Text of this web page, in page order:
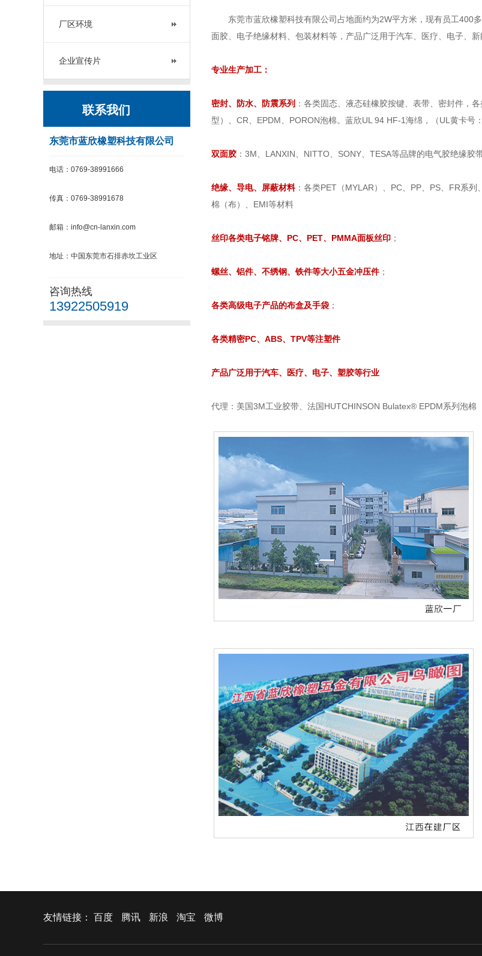
厂区环境
企业宣传片
联系我们
东莞市蓝欣橡塑科技有限公司
电话：0769-38991666
传真：0769-38991678
邮箱：info@cn-lanxin.com
地址：中国东莞市石排赤坎工业区
咨询热线
13922505919
东莞市蓝欣橡塑科技有限公司占地面约为2W平方米，现有员工400
面胶、电子绝缘材料、包装材料等，产品广泛用于汽车、医疗、电子、新
专业生产加工：
密封、防水、防震系列 ：各类固态、液态硅橡胶按键、表带、密封件，
型）、CR、EPDM、PORON泡棉。蓝欣UL 94 HF-1海绵，（UL黄卡号
双面胶：3M、LANXIN、NITTO、SONY、TESA等品牌的电气胶绝缘胶
绝缘、导电、屏蔽材料：各类PET（MYLAR）、PC、PP、PS、FR系
棉（布）、EMI等材料
丝印各类电子铭牌、PC、PET、PMMA面板丝印 ；
螺丝、铝件、不绣钢、铁件等大小五金冲压件；
各类高级电子产品的布盒及手袋 ；
各类精密PC、ABS、TPV等注塑件
产品广泛用于汽车、医疗、电子、塑胶等行业
代理：美国3M工业胶带、法国HUTCHINSON Bulatex® EPDM系列泡棉
友情链接： 百度 腾讯 新浪 淘宝 微博